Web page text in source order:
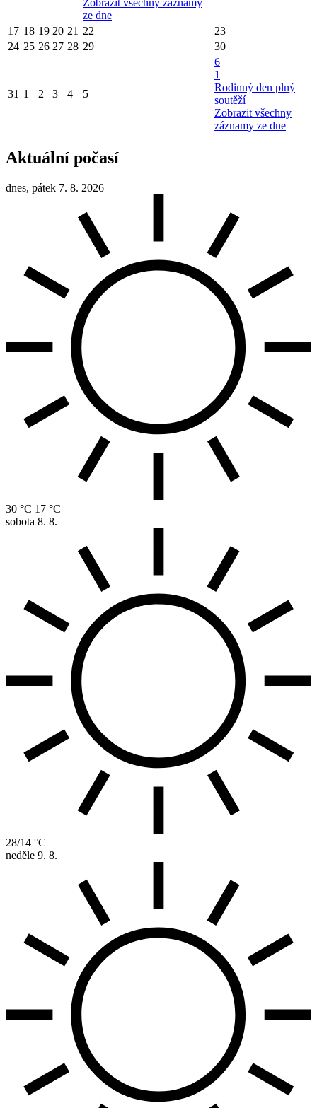
Zobrazit všechny záznamy
ze dne
17 18 19 20 21 22
23
24 25 26 27 28 29 30
31 1 2 3 4 5
6
1
Rodinný den plný
soutěží
Zobrazit všechny
záznamy ze dne
Aktuální počasí
dnes, pátek 7. 8. 2026
30 °C 17 °C
sobota 8. 8.
28/14 °C
neděle 9. 8.